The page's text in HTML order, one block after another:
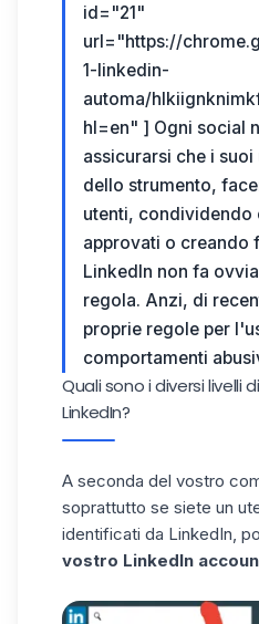
id="21"
url="https://
1-linkedin-
automa/
hl=en" ] Ogni social
assicurarsi che i
dello strumento,
utenti, condividendo
approvati o creando
LinkedIn non fa
regola. Anzi, di
proprie regole per
comportamenti
Quali sono i diversi livelli
LinkedIn?
A seconda del vostro
soprattutto se siete un
identificati da LinkedIn,
vostro LinkedIn